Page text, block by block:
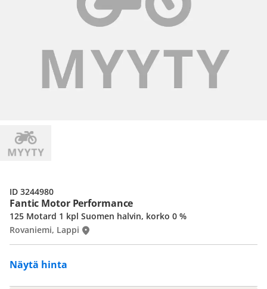
Fantic Motor Performance
Näytä hinta
125 Motard 1 kpl Suomen halvin, korko 0 %
Rovaniemi, Lappi
ID 3244980